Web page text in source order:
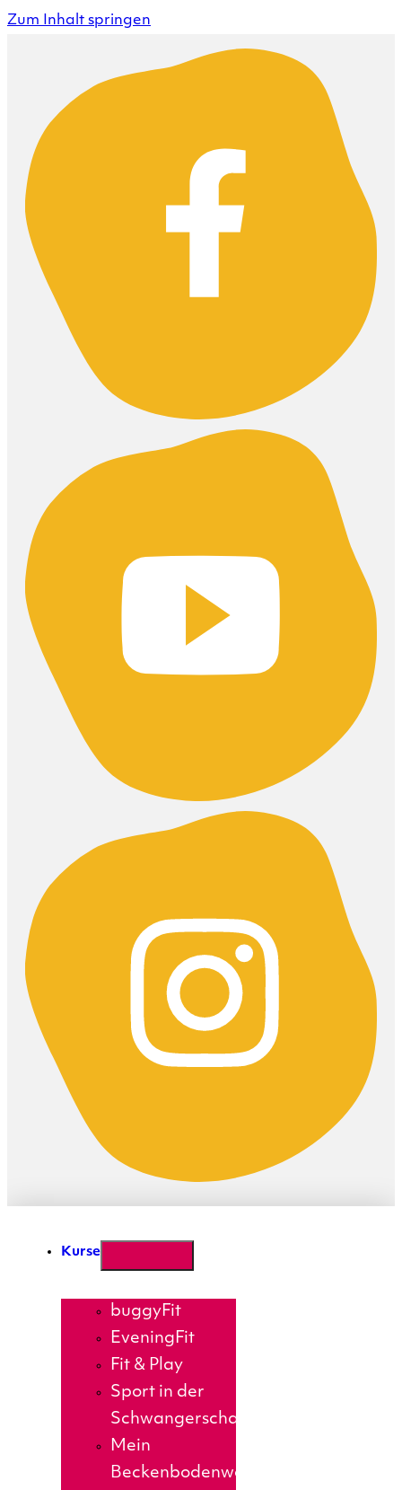
Zum Inhalt springen
Kurse
buggyFit
EveningFit
Fit & Play
Sport in der
Schwangerschaft
Mein
Beckenbodenworkout